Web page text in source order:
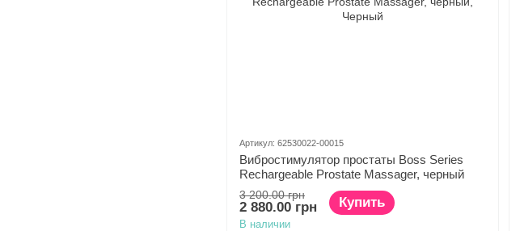
Артикул: 62530022-00015
Вибростимулятор простаты Boss Series
Rechargeable Prostate Massager, черный
3 200.00 грн
2 880.00 грн Купить
В наличии